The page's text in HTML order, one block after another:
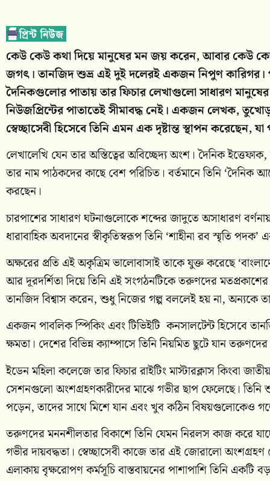
কেউ কেউ কথা দিয়ে মানুষের মন জয় করেন, আবার কেউ
জগৎ। তানজিদ শুভ্র এই দুই দলেরই একজন নিপুণ কারিগর।
দৈনিকগুলোর পাতায় তার ফিচার লেখাগুলো সাধারণ
নিউজপ্রিন্টের পাতাতেই সীমাবদ্ধ নেই। একজন লেখক,
স্বেচ্ছাসেবী হিসেবে তিনি এমন এক দৃষ্টান্ত স্থাপন
লেখালেখি যেন তার অস্তিত্বের অবিচ্ছেদ্য অংশ। দৈনিক
তার নাম পাঠকদের কাছে বেশ পরিচিত। বর্তমানে তিনি ‘দৈনিক
করছেন।
চারপাশের সাধারণ ঘটনাগুলোকে শব্দের জাদুতে অসাধারণ
ধারাবাহিক অবদানের স্বীকৃতিস্বরূপ তিনি ‘শাহীনা রব স্মৃতি
অক্ষরের প্রতি এই অকৃত্রিম ভালোবাসাই তাকে যুক্ত করেছে
আর দূরদর্শিতা দিয়ে তিনি এই সংগঠনটিকে তরুণদের মতপ্রকাশের
তানজিদ বিশ্বাস করেন, শুধু নিজের গল্প বললেই হয় না, অন্যকে
একজন পাবলিক স্পিকিং এবং টিভিইটি কনসালটেন্ট হিসেবে
ক্ষমতা। দেশের বিভিন্ন ক্যাম্পাসে তিনি নিয়মিত ছুটে যান
ইডেন মহিলা কলেজে তার ফিচার রাইটিং মাস্টারক্লাস কিংবা
সেশনগুলো অংশগ্রহণকারীদের মাঝে গভীর ছাপ ফেলেছে।
পড়েন, তাদের সাথে মিশে যান এবং খুব কঠিন বিষয়গুলোকেও
তরুণদের মননশীলতার বিকাশে তিনি যেমন নিরলস কাজ করে
গভীর দায়বদ্ধতা। স্বেচ্ছাসেবী কাজে তার এই জোরালো
এলাকায় বৃক্ষরোপণ কর্মসূচি বাস্তবায়নের পাশাপাশি তিনি একটি